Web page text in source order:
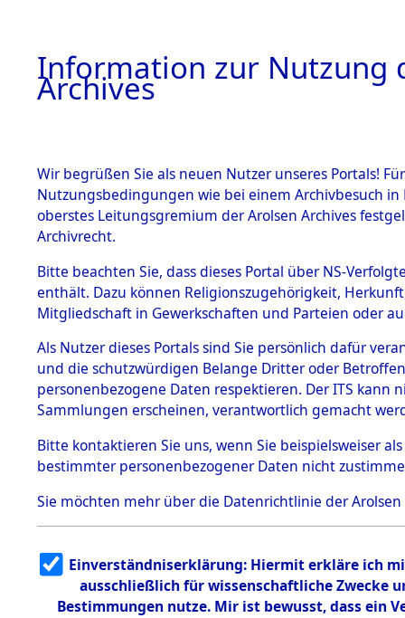
BESTÄNDE
1.
mente
5. Verschiedenes
5.3
Todesmärsche
5.3.1 Alliierte
Erhebungen
zu
Todesmärsch
en
5.3.2
g
5.3.3
Todesmärsch
von
Toter aus
Ort ihrer
0001
Information zur Nutzung
Archives
Wir begrüßen Sie als neuen Nutzer unseres Portals!
Nutzungsbedingungen wie bei einem Archivbesuch
oberstes Leitungsgremium der Arolsen Archives
Archivrecht.
Bitte beachten Sie, dass dieses Portal über NS-
enthält. Dazu können Religionszugehörigkeit,
Mitgliedschaft in Gewerkschaften und Parteien oder
Als Nutzer dieses Portals sind Sie persönlich dafür
und die schutzwürdigen Belange Dritter oder
personenbezogene Daten respektieren. Der ITS
Sammlungen erscheinen, verantwortlich gemacht
Bitte kontaktieren Sie uns, wenn Sie beispielsweiser
bestimmter personenbezogener Daten nicht
Sie möchten mehr über die Datenrichtlinie der Arolsen
Einverständniserklärung: Hiermit erkläre ich
ausschließlich für wissenschaftliche Zwecke
Bestimmungen nutze. Mir ist bewusst, dass ein